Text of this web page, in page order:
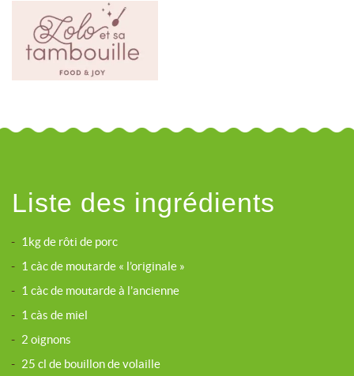
Liste des ingrédients
- 1kg de rôti de porc
- 1 càc de moutarde « l’originale »
- 1 càc de moutarde à l’ancienne
- 1 càs de miel
- 2 oignons
- 25 cl de bouillon de volaille